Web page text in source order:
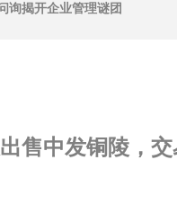
询揭开企业管理谜团
售中发铜陵，